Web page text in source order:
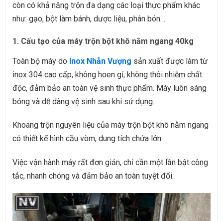
còn có khả năng trộn đa dạng các loại thực phẩm khác
như: gạo, bột làm bánh, dược liệu, phân bón…
1. Cấu tạo của máy trộn bột khô nằm ngang 40kg
Toàn bộ máy do Inox Nhẫn Vượng sản xuất được làm từ
inox 304 cao cấp, không hoen gỉ, không thôi nhiễm chất
độc, đảm bảo an toàn vệ sinh thực phẩm. Máy luôn sáng
bóng và dễ dàng vệ sinh sau khi sử dụng.
Khoang trộn nguyên liệu của máy trộn bột khô nằm ngang
có thiết kế hình cầu vòm, dung tích chứa lớn.
Việc vận hành máy rất đơn giản, chỉ cần một lần bật công
tắc, nhanh chóng và đảm bảo an toàn tuyệt đối.